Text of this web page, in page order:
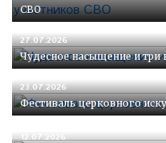
СВО
27.07.2026
Чудесное насыщение и три
23.07.2026
Фестиваль церковного
12.07.2026